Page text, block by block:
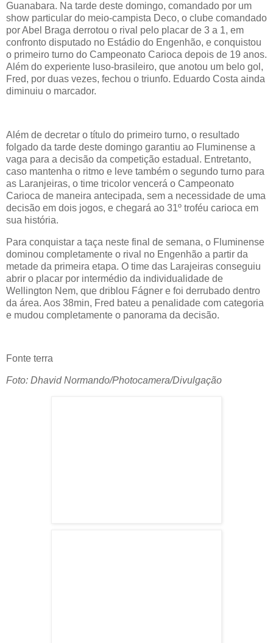
Guanabara. Na tarde deste domingo, comandado por um
show particular do meio-campista Deco, o clube comandado
por Abel Braga derrotou o rival pelo placar de 3 a 1, em
confronto disputado no Estádio do Engenhão, e conquistou
o primeiro turno do Campeonato Carioca depois de 19 anos.
Além do experiente luso-brasileiro, que anotou um belo gol,
Fred, por duas vezes, fechou o triunfo. Eduardo Costa ainda
diminuiu o marcador.
Além de decretar o título do primeiro turno, o resultado
folgado da tarde deste domingo garantiu ao Fluminense a
vaga para a decisão da competição estadual. Entretanto,
caso mantenha o ritmo e leve também o segundo turno para
as Laranjeiras, o time tricolor vencerá o Campeonato
Carioca de maneira antecipada, sem a necessidade de uma
decisão em dois jogos, e chegará ao 31º troféu carioca em
sua história.
Para conquistar a taça neste final de semana, o Fluminense
dominou completamente o rival no Engenhão a partir da
metade da primeira etapa. O time das Larajeiras conseguiu
abrir o placar por intermédio da individualidade de
Wellington Nem, que driblou Fágner e foi derrubado dentro
da área. Aos 38min, Fred bateu a penalidade com categoria
e mudou completamente o panorama da decisão.
Fonte terra
Foto: Dhavid Normando/Photocamera/Divulgação